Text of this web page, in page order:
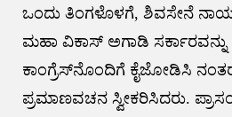
ಒಂದು ತಿಂಗಳೊಳಗೆ, ಶಿವಸೇನೆ
ಮಹಾ ವಿಕಾಸ್ ಅಗಾಡಿ
ಕಾಂಗ್ರೆಸ್‌ನೊಂದಿಗೆ ಕೈಜೋಡಿಸಿ
ಪ್ರಮಾಣವಚನ ಸ್ವೀಕರಿಸಿದರು.